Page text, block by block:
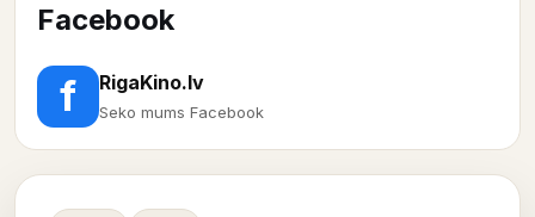
Facebook
f RigaKino.lv
Seko mums Facebook